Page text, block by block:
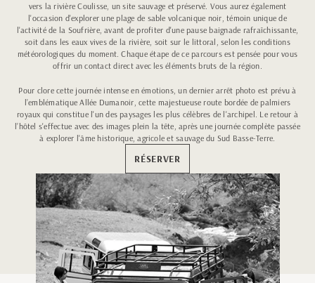
vers la rivière Coulisse, un site sauvage et préservé. Vous aurez également
l'occasion d'explorer une plage de sable volcanique noir, témoin unique de
l'activité de la Soufrière, avant de profiter d'une pause baignade rafraîchissante,
soit dans les eaux vives de la rivière, soit sur le littoral, selon les conditions
météorologiques du moment. Chaque étape de ce parcours est pensée pour vous
offrir un contact direct avec les éléments bruts de la région.
Pour clore cette journée intense en émotions, un dernier arrêt photo est prévu à
l’emblématique Allée Dumanoir, cette majestueuse route bordée de palmiers
royaux qui constitue l'un des paysages les plus célèbres de l'archipel. Le retour à
l’hôtel s'effectue avec des images plein la tête, après une journée complète passée
à explorer l'âme historique, agricole et sauvage du Sud Basse-Terre.
RÉSERVER